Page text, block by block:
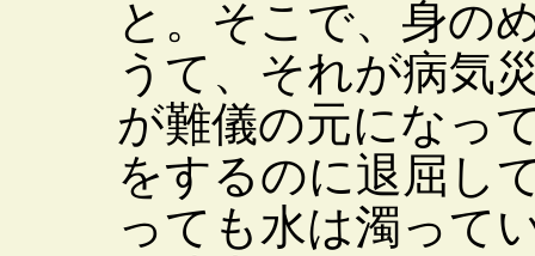
と。そこで、身の
うて、それが病気
が難儀の元になっ
をするのに退屈し
っても水は濁って